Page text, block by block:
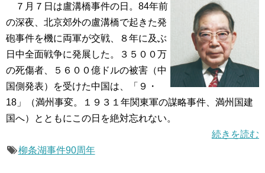
７月７日は盧溝橋事件の日。84年前
の深夜、北京郊外の盧溝橋で起きた発
砲事件を機に両軍が交戦、８年に及ぶ
日中全面戦争に発展した。３５００万
の死傷者、５６００億ドルの被害（中
国側発表）を受けた中国は、「９・
18」（満州事変。１９３１年関東軍の謀略事件、満州国建
国へ）とともにこの日を絶対忘れない。
続きを読む
柳条湖事件90周年